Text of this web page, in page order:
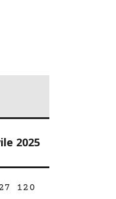
2025
120